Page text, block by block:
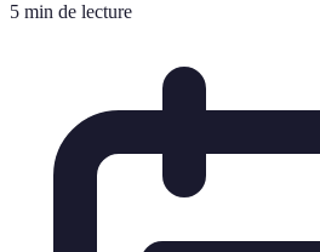
5 min de lecture